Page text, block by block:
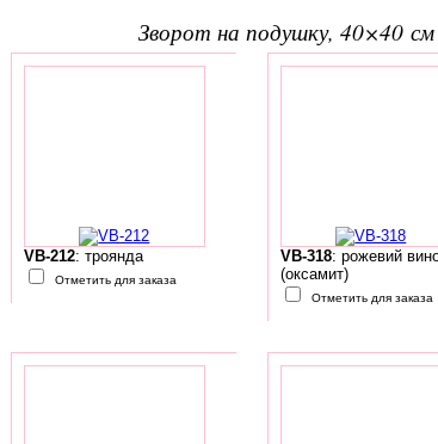
зворот на подушку, 40×40 см
VB-212: троянда
Отметить для заказа
VB-318: рожевий
(оксамит)
Отметить для заказа